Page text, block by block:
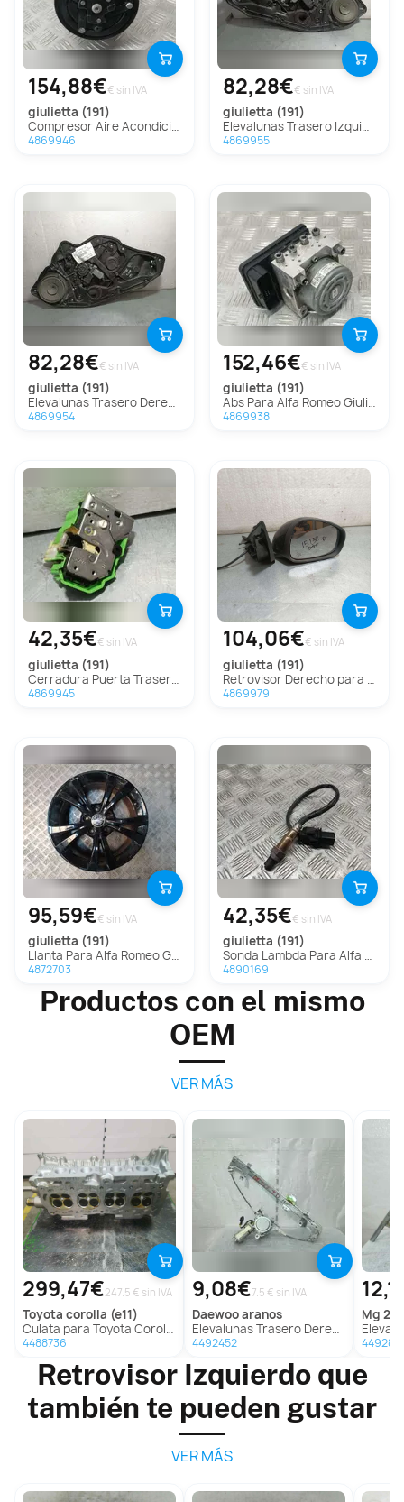
154,88€€ sin IVA
giulietta (191)
Compresor Aire Acondicionado Para Alfa Romeo Giulietta
4869946
82,28€€ sin IVA
giulietta (191)
Elevalunas Trasero Izquierdo Para Alfa Romeo Giulietta
4869955
82,28€€ sin IVA
giulietta (191)
Elevalunas Trasero Derecho Para Alfa Romeo Giulietta
4869954
152,46€€ sin IVA
giulietta (191)
Abs Para Alfa Romeo Giulietta
4869938
42,35€€ sin IVA
giulietta (191)
Cerradura Puerta Trasera Izquierda Para Alfa Romeo Giulietta
4869945
104,06€€ sin IVA
giulietta (191)
Retrovisor Derecho para Alfa Romeo Giulietta (191)
4869979
95,59€€ sin IVA
giulietta (191)
Llanta Para Alfa Romeo Giulietta
4872703
42,35€€ sin IVA
giulietta (191)
Sonda Lambda Para Alfa Romeo Giulietta
4890169
Productos con el mismo
OEM
VER MÁS
299,47€247.5 € sin IVA
toyota corolla (e11)
Culata para Toyota Corolla (E11)
4488736
9,08€7.5 € sin IVA
daewooaranos
Elevalunas Trasero Derecho para Daewoo Aranos
4492452
mg
Retrovisor Izquierdo que
también te pueden gustar
VER MÁS